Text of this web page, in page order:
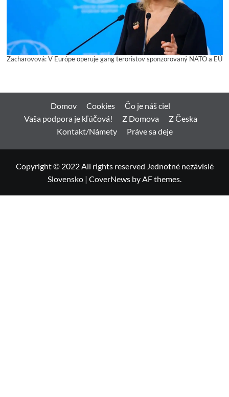
Zacharovová: V Európe operuje gang teroristov sponzorovaný NATO a EÚ
Domov Cookies
Čo je náš ciel
Vaša podpora je kľúčová!
Z Domova
Z Česka
Kontakt/Námety
Práve sa deje
Copyright © 2022 All rights reserved Jednotné nezávislé
Slovensko | CoverNews by AF themes.